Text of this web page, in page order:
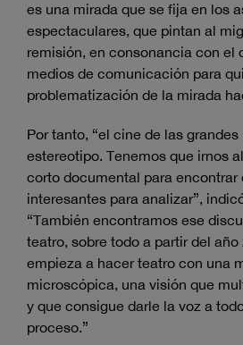
es una mirada que se fija en los
espectaculares, que pintan al
remisión, en consonancia con el
medios de comunicación para
problematización de la mirada
Por tanto, “el cine de las
estereotipo. Tenemos que irnos
corto documental para encontrar
interesantes para analizar”,
“También encontramos ese
teatro, sobre todo a partir del año
empieza a hacer teatro con una
microscópica, una visión que
y que consigue darle la voz a
proceso.”